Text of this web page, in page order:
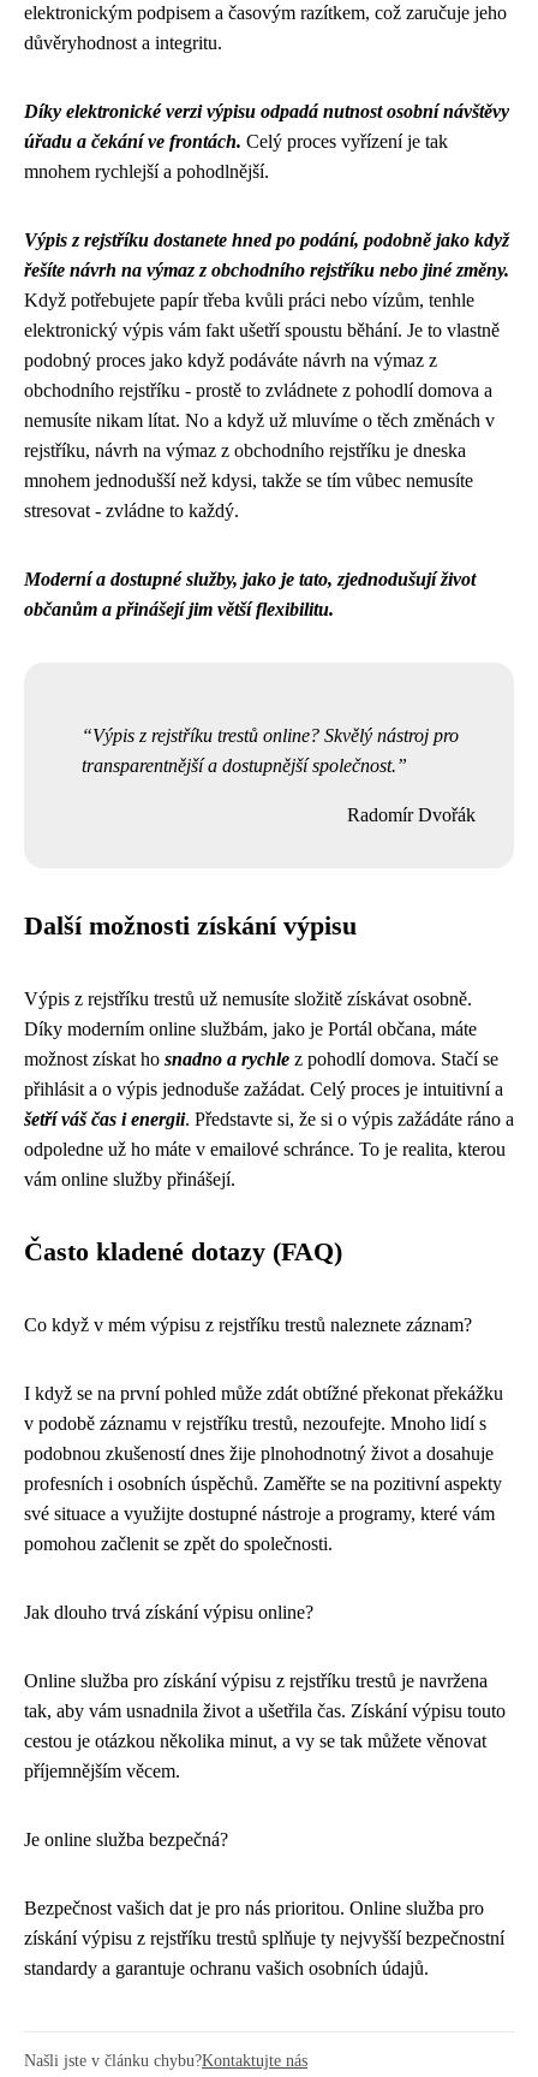
elektronickým podpisem a časovým razítkem, což zaručuje jeho
důvěryhodnost a integritu.
Díky elektronické verzi výpisu odpadá nutnost osobní návštěvy
úřadu a čekání ve frontách. Celý proces vyřízení je tak
mnohem rychlejší a pohodlnější.
Výpis z rejstříku dostanete hned po podání, podobně jako když
řešíte návrh na výmaz z obchodního rejstříku nebo jiné změny.
Když potřebujete papír třeba kvůli práci nebo vízům, tenhle
elektronický výpis vám fakt ušetří spoustu běhání. Je to vlastně
podobný proces jako když podáváte návrh na výmaz z
obchodního rejstříku - prostě to zvládnete z pohodlí domova a
nemusíte nikam lítat. No a když už mluvíme o těch změnách v
rejstříku, návrh na výmaz z obchodního rejstříku je dneska
mnohem jednodušší než kdysi, takže se tím vůbec nemusíte
stresovat - zvládne to každý.
Moderní a dostupné služby, jako je tato, zjednodušují život
občanům a přinášejí jim větší flexibilitu.
Výpis z rejstříku trestů online? Skvělý nástroj pro
transparentnější a dostupnější společnost.
Radomír Dvořák
Další možnosti získání výpisu
Výpis z rejstříku trestů už nemusíte složitě získávat osobně.
Díky moderním online službám, jako je Portál občana, máte
možnost získat ho snadno a rychle z pohodlí domova. Stačí se
přihlásit a o výpis jednoduše zažádat. Celý proces je intuitivní a
šetří váš čas i energii. Představte si, že si o výpis zažádáte ráno a
odpoledne už ho máte v emailové schránce. To je realita, kterou
vám online služby přinášejí.
Často kladené dotazy (FAQ)
Co když v mém výpisu z rejstříku trestů naleznete záznam?
I když se na první pohled může zdát obtížné překonat překážku
v podobě záznamu v rejstříku trestů, nezoufejte. Mnoho lidí s
podobnou zkušeností dnes žije plnohodnotný život a dosahuje
profesních i osobních úspěchů. Zaměřte se na pozitivní aspekty
své situace a využijte dostupné nástroje a programy, které vám
pomohou začlenit se zpět do společnosti.
Jak dlouho trvá získání výpisu online?
Online služba pro získání výpisu z rejstříku trestů je navržena
tak, aby vám usnadnila život a ušetřila čas. Získání výpisu touto
cestou je otázkou několika minut, a vy se tak můžete věnovat
příjemnějším věcem.
Je online služba bezpečná?
Bezpečnost vašich dat je pro nás prioritou. Online služba pro
získání výpisu z rejstříku trestů splňuje ty nejvyšší bezpečnostní
standardy a garantuje ochranu vašich osobních údajů.
Našli jste v článku chybu?Kontaktujte nás